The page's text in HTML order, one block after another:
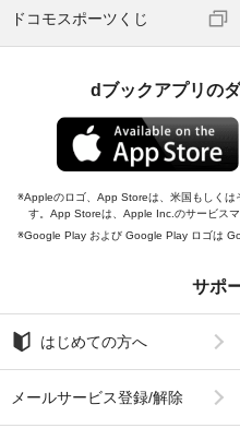
ドコモスポーツくじ
dブックアプリの
Appleのロゴ、App Storeは、米国もしく
す。App Storeは、Apple Inc.のサービスマ
Google Play および Google Play ロゴは
サポ
はじめての方へ
メールサービス登録/解除